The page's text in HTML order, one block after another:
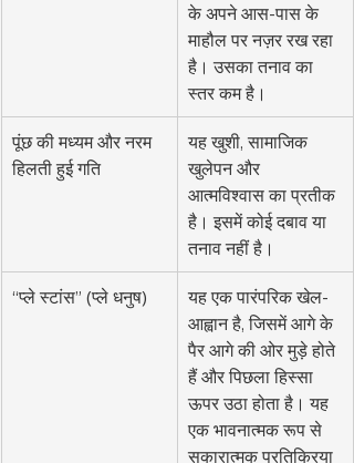
के अपने आस-पास के
माहौल पर नज़र रख रहा
है। उसका तनाव का
स्तर कम है।
पूंछ की मध्यम और नरम
हिलती हुई गति
यह खुशी, सामाजिक
खुलेपन और
आत्मविश्वास का प्रतीक
है। इसमें कोई दबाव या
तनाव नहीं है।
“प्ले स्टांस” (प्ले धनुष)
यह एक पारंपरिक खेल-
आह्वान है, जिसमें आगे के
पैर आगे की ओर मुड़े होते
हैं और पिछला हिस्सा
ऊपर उठा होता है। यह
एक भावनात्मक रूप से
सकारात्मक प्रतिक्रिया